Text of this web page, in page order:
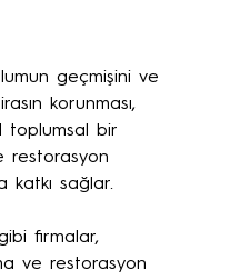
geçmişini ve
korunması,
toplumsal bir
restorasyon
katkı sağlar.
firmalar,
ve restorasyon